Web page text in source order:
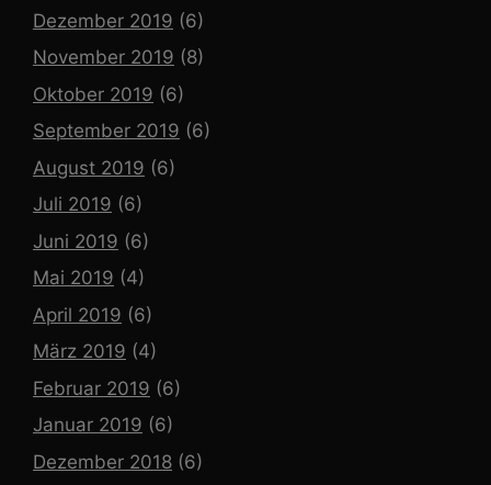
Dezember 2019 (6)
November 2019 (8)
Oktober 2019 (6)
September 2019 (6)
August 2019 (6)
Juli 2019 (6)
Juni 2019 (6)
Mai 2019 (4)
April 2019 (6)
März 2019 (4)
Februar 2019 (6)
Januar 2019 (6)
Dezember 2018 (6)